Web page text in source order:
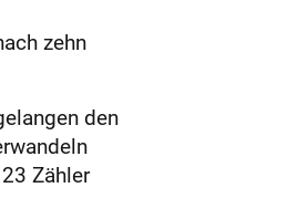
zehn
den
Zähler